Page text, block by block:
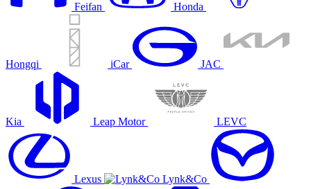
Feifan Honda
Hongqi iCar JAC
Kia Leap Motor LEVC
Lexus Lynk&Co